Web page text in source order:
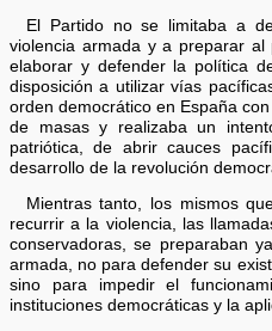
El Partido no se limitaba a
violencia armada y a preparar
elaborar y defender la política
disposición a utilizar vías
orden democrático en España
de masas y realizaba un
patriótica, de abrir cauces
desarrollo de la revolución
Mientras tanto, los mismos
recurrir a la violencia, las
conservadoras, se preparaban
armada, no para defender su
sino para impedir el
instituciones democráticas y la